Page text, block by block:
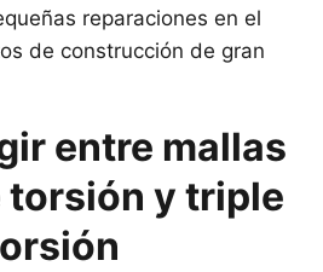
reparaciones en el
de construcción de gran
entre mallas
torsión y triple